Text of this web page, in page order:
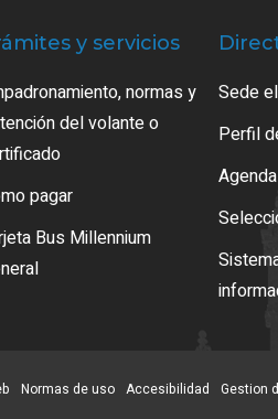
y servicios
normas y
del volante o
pagar
Bus Millennium
Sede
Perfil
Normas de uso Accesibilidad Gestion